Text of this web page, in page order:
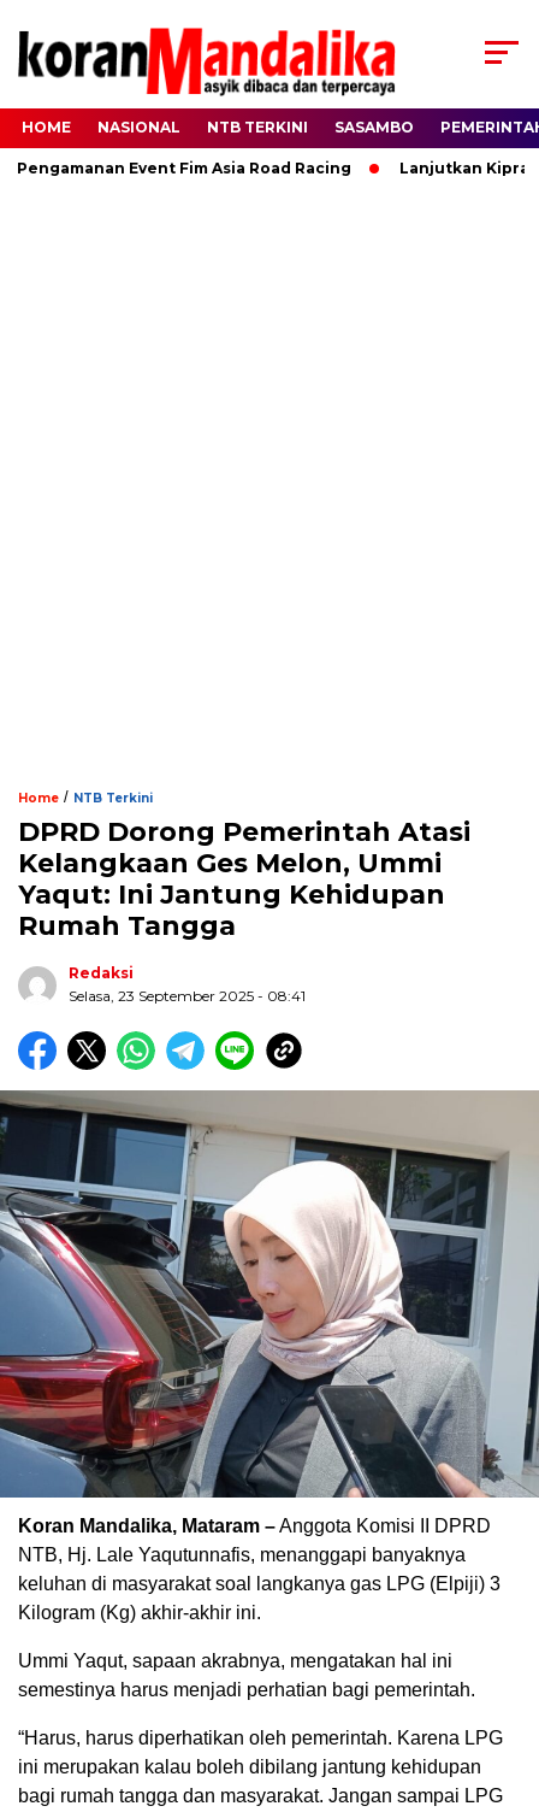
HOME NASIONAL NTB TERKINI SASAMBO
Event Fim Asia Road Racing Lanjutkan Kiprah
Home / NTB Terkini
DPRD Dorong Pemerintah Atasi
Kelangkaan Ges Melon, Ummi
Yaqut: Ini Jantung Kehidupan
Rumah Tangga
Redaksi
Selasa, 23 September 2025 - 08:41
Koran Mandalika, Mataram –Anggota Komisi II DPRD
NTB, Hj. Lale Yaqutunnafis, menanggapi banyaknya
keluhan di masyarakat soal langkanya gas LPG (Elpiji) 3
Kilogram (Kg) akhir-akhir ini.
Ummi Yaqut, sapaan akrabnya, mengatakan hal ini
semestinya harus menjadi perhatian bagi pemerintah.
“Harus, harus diperhatikan oleh pemerintah. Karena LPG
ini merupakan kalau boleh dibilang jantung kehidupan
bagi rumah tangga dan masyarakat. Jangan sampai LPG